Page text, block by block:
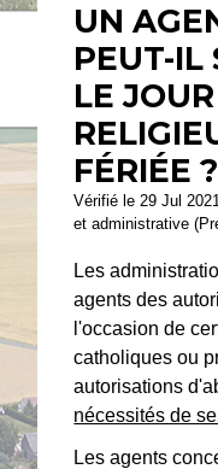
UN
PEUT-IL
LE
FÉRIÉE ?
Vérifié le 29 Jul
et administrative
Les
agents des
l'occasion de
catholiques ou
autorisations
nécessités de
Les agents